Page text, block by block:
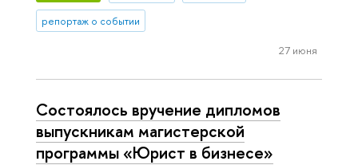
репортаж о событии
27 июня
Состоялось вручение дипломов
выпускникам магистерской
программы «Юрист в бизнесе»